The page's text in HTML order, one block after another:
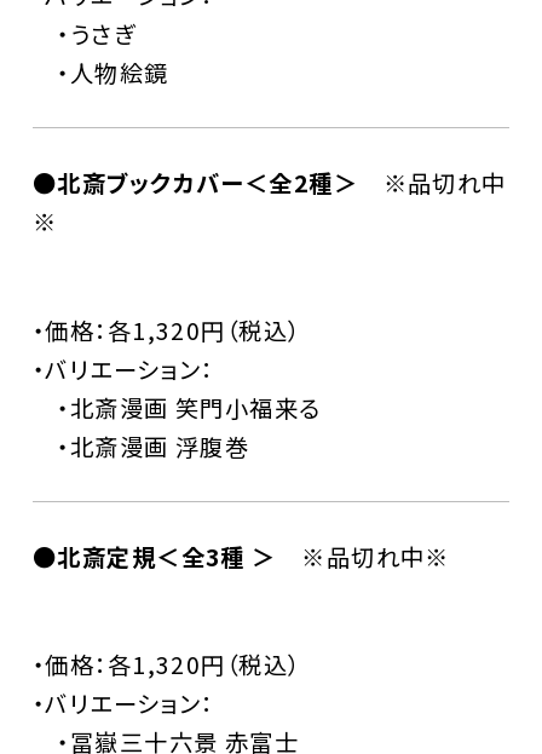
・うさぎ
・人物絵鏡
●北斎ブックカバー＜全2種＞
※品切れ中
※
・価格：各1,320円（税込）
・バリエーション：
・北斎漫画 笑門小福来る
・北斎漫画 浮腹巻
●北斎定規＜全3種 ＞ ※品切れ中※
・価格：各1,320円（税込）
・バリエーション：
・冨嶽三十六景 赤富士